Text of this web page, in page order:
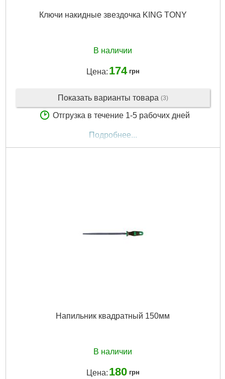
Ключи накидные звездочка KING TONY
В наличии
Цена: 174 грн
Показать варианты товара (3)
Отгрузка в течение 1-5 рабочих дней
Подробнее...
Напильник квадратный 150мм
В наличии
Цена: 180 грн